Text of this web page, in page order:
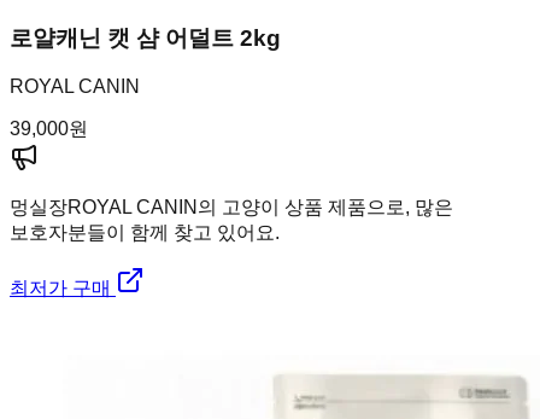
로얄캐닌 캣 샴 어덜트 2kg
ROYAL CANIN
39,000원
멍실장ROYAL CANIN의 고양이 상품 제품으로, 많은
보호자분들이 함께 찾고 있어요.
최저가 구매